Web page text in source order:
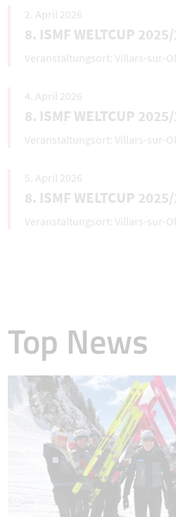
2. April 2026
8. ISMF WELTCUP
Villars-sur-
4. April 2026
8. ISMF WELTCUP
Villars-sur-
5. April 2026
8. ISMF WELTCUP
Villars-sur-
Top News